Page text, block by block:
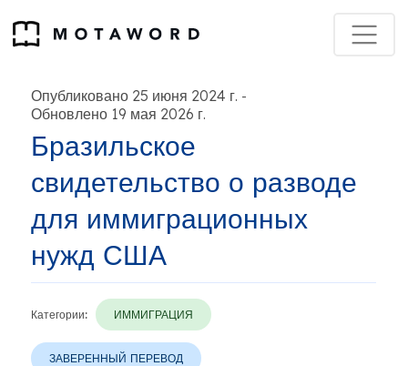
Опубликовано 25 июня 2024 г. -
Обновлено 19 мая 2026 г.
Бразильское
свидетельство о разводе
для иммиграционных
нужд США
Категории: ИММИГРАЦИЯ
ЗАВЕРЕННЫЙ ПЕРЕВОД